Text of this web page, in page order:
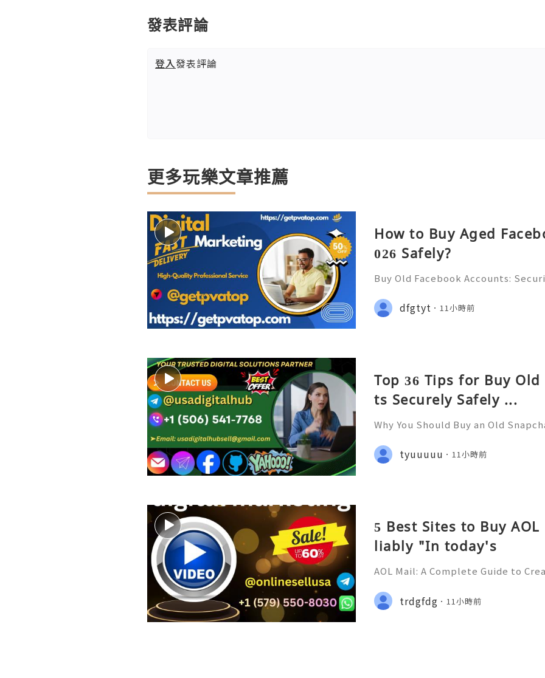
發表評論
登入發表評論
更多玩樂文章推薦
How to Buy Aged
026 Safely?
Buy Old Facebook Accounts:
📞📩 We’re always ready to help
🌐✨ We are available online 24/7 💼
dfgtyt 11小時前
Top 36 Tips for Buy
ts Securely Safely ...
Why You Should Buy an Old
tsApp: +1 (506) 541-7768
ub 🎮✨💎🌐🚀⭐ Discord:
tyuuuuu 11小時前
5 Best Sites to Buy
liably "In today's
AOL Mail: A Complete Guide to
Online Support 24/7 🚀📡💬📱🛸👑
a 🎮💻👨‍💻🎙️🔥👑 Discord ➜ Account
trdgfdg 11小時前